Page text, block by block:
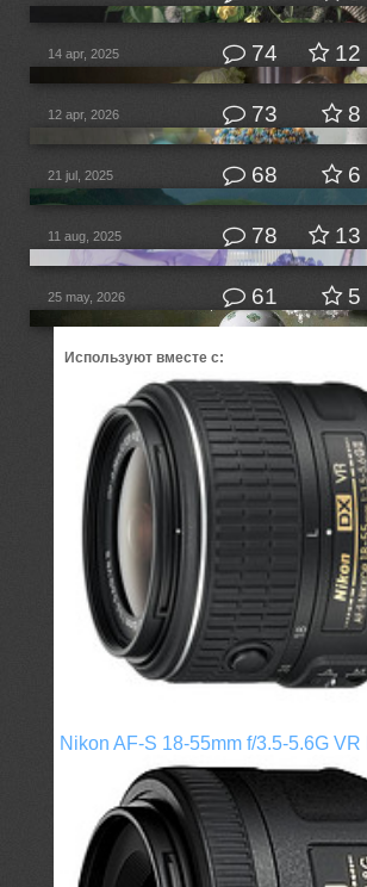
14 apr, 2025 74 12
12 apr, 2026 73 8
21 jul, 2025 68 6
11 aug, 2025 78 13
25 may, 2026 61 5
Используют вместе с:
Nikon AF-S 18-55mm f/3.5-5.6G